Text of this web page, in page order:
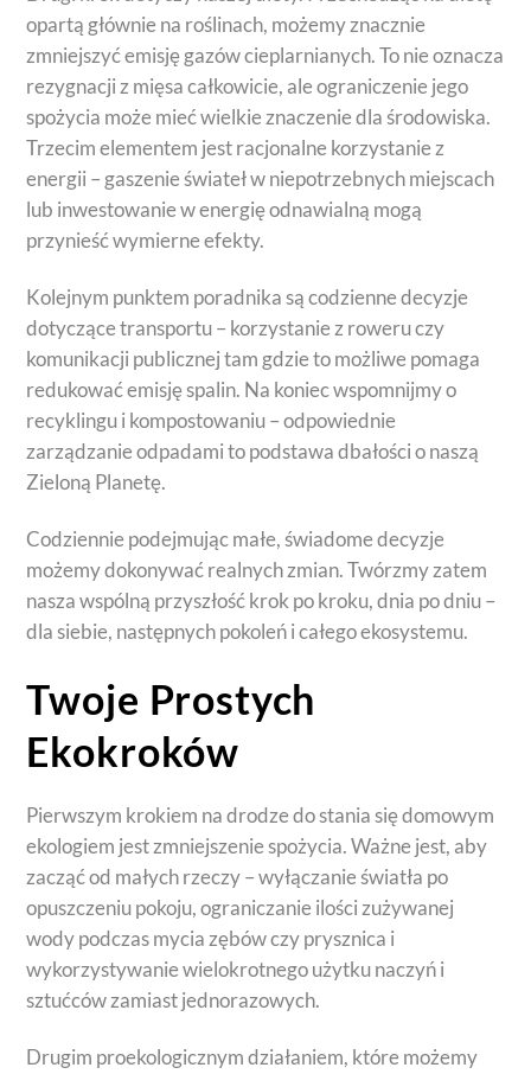
opartą głównie na roślinach, możemy znacznie
zmniejszyć emisję gazów cieplarnianych. To nie oznacza
rezygnacji z mięsa całkowicie, ale ograniczenie jego
spożycia może mieć wielkie znaczenie dla środowiska.
Trzecim elementem jest racjonalne korzystanie z
energii – gaszenie świateł w niepotrzebnych miejscach
lub inwestowanie w energię odnawialną mogą
przynieść wymierne efekty.
Kolejnym punktem poradnika są codzienne decyzje
dotyczące transportu – korzystanie z roweru czy
komunikacji publicznej tam gdzie to możliwe pomaga
redukować emisję spalin. Na koniec wspomnijmy o
recyklingu i kompostowaniu – odpowiednie
zarządzanie odpadami to podstawa dbałości o naszą
Zieloną Planetę.
Codziennie podejmując małe, świadome decyzje
możemy dokonywać realnych zmian. Twórzmy zatem
nasza wspólną przyszłość krok po kroku, dnia po dniu –
dla siebie, następnych pokoleń i całego ekosystemu.
Twoje Prostych
Ekokroków
Pierwszym krokiem na drodze do stania się domowym
ekologiem jest zmniejszenie spożycia. Ważne jest, aby
zacząć od małych rzeczy – wyłączanie światła po
opuszczeniu pokoju, ograniczanie ilości zużywanej
wody podczas mycia zębów czy prysznica i
wykorzystywanie wielokrotnego użytku naczyń i
sztućców zamiast jednorazowych.
Drugim proekologicznym działaniem, które możemy